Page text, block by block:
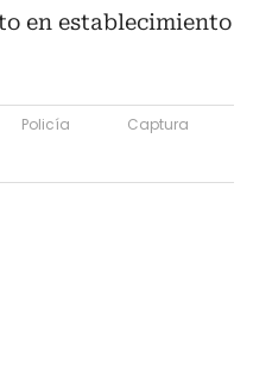
en establecimiento
Policía
Captura